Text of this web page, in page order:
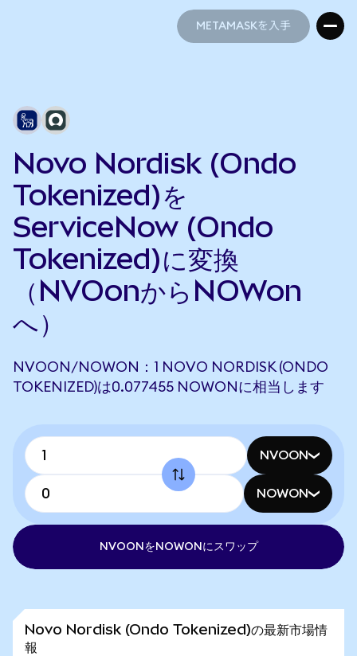
METAMASKを入手
Novo Nordisk (Ondo
Tokenized)を
ServiceNow (Ondo
Tokenized)に変換
（NVOonからNOWon
へ）
NVOON/NOWON：1 NOVO NORDISK (ONDO
TOKENIZED)は0.077455 NOWONに相当します
NVOON
NOWON
NVOONをNOWONにスワップ
Novo Nordisk (Ondo Tokenized)の最新市場情
報